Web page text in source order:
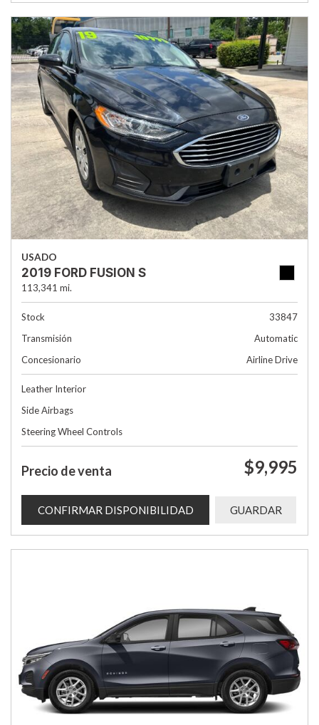
USADO
2019 FORD FUSION S
113,341 mi.
Stock
33847
Transmisión
Automatic
Concesionario
Airline Drive
Leather Interior
Side Airbags
Steering Wheel Controls
Precio de venta $9,995
CONFIRMAR DISPONIBILIDAD GUARDAR